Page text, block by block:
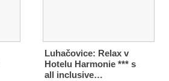
Luhačovice: Relax v
Hotelu Harmonie *** s
all inclusive…